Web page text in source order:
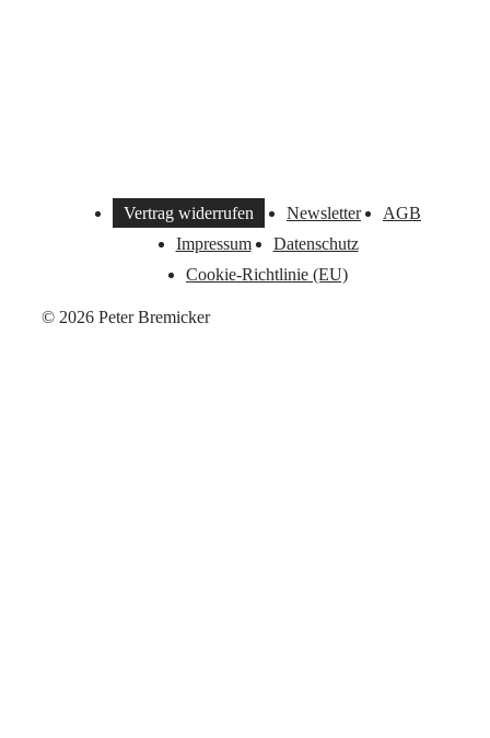
Vertrag widerrufen Newsletter
AGB
Impressum
Datenschutz
Cookie-Richtlinie (EU)
© 2026 Peter Bremicker